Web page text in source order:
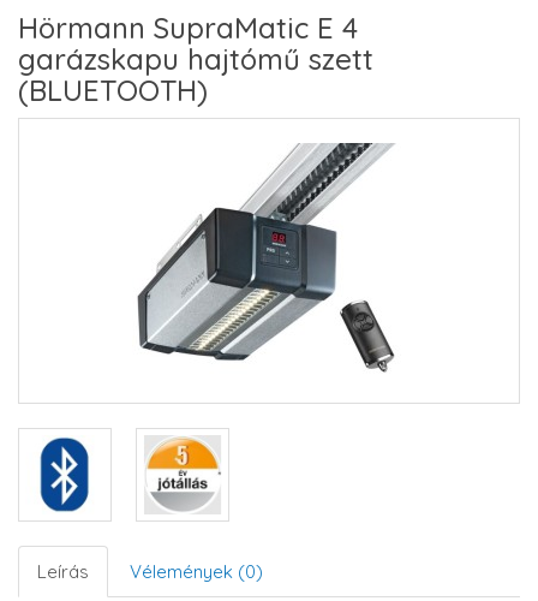
Hörmann SupraMatic E 4
garázskapu hajtómű szett
(BLUETOOTH)
Leírás Vélemények (0)